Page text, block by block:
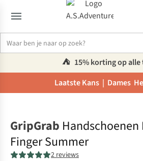
⛺️ 15% korting op
Laatste Kans | Dames
GripGrab Handschoenen
Finger Summer
2 reviews